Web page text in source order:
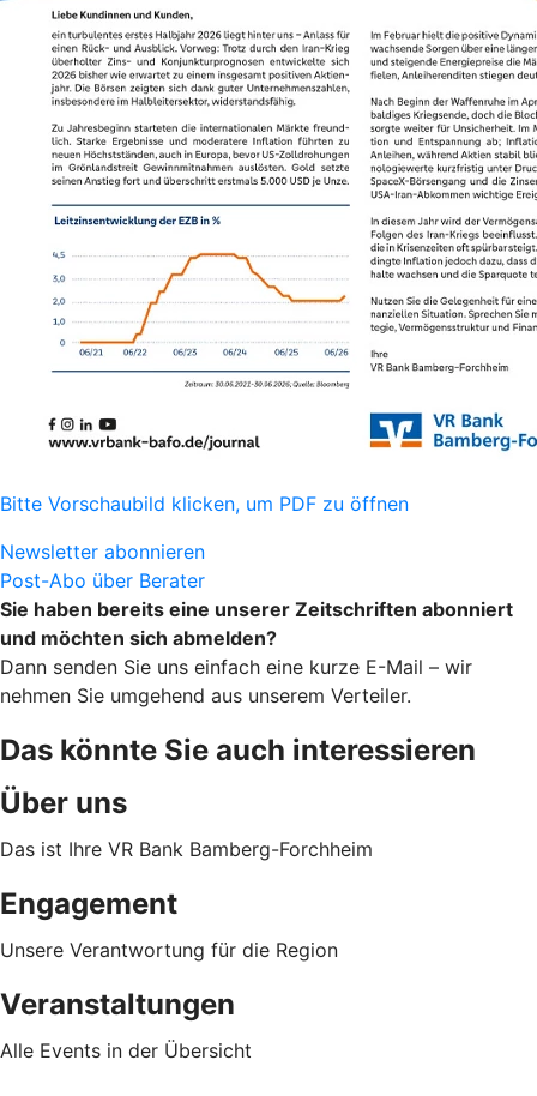
Bitte Vorschaubild klicken, um PDF zu öffnen
Newsletter abonnieren
Post-Abo über Berater
Sie haben bereits eine unserer Zeitschriften abonniert
und möchten sich abmelden?
Dann senden Sie uns einfach eine kurze E-Mail – wir
nehmen Sie umgehend aus unserem Verteiler.
Das könnte Sie auch interessieren
Über uns
Das ist Ihre VR Bank Bamberg-Forchheim
Engagement
Unsere Verantwortung für die Region
Veranstaltungen
Alle Events in der Übersicht